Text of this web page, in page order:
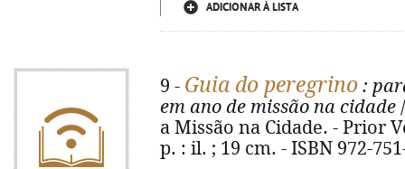
ADICIONAR À LISTA
9 - Guia do peregrino :
em ano de missão na cidade
a Missão na Cidade. - Prior
p. : il. ; 19 cm. - ISBN 972-